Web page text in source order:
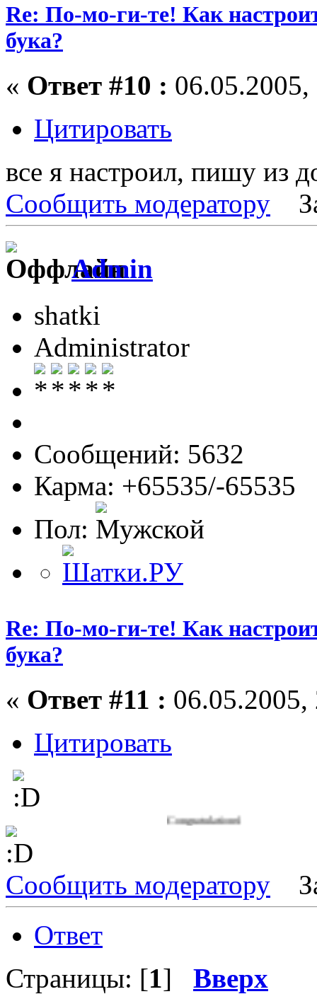
Re: По-мо-ги-те! Как
бука?
« Ответ #10 :
Цитировать
все я настроил, пишу из
Сообщить модератору
Admin
shatki
Administrator
Сообщений: 5632
Карма: +65535/-65535
Пол:
Re: По-мо-ги-те! Как
бука?
« Ответ #11 :
Цитировать
Congratulations!
Сообщить модератору
Ответ
Страницы: [1] Вверх